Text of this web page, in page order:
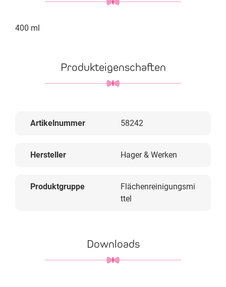
400 ml
Produkteigenschaften
Artikelnummer 58242
Hersteller Hager & Werken
Produktgruppe
Flächenreinigungsmi
ttel
Downloads